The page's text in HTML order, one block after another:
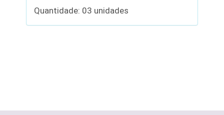
Quantidade: 03 unidades